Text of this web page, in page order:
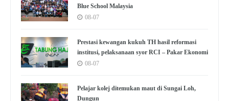
Blue School Malaysia
08-07
Prestasi kewangan kukuh TH hasil reformasi
institusi, pelaksanaan syor RCI – Pakar Ekonomi
08-07
Pelajar kolej ditemukan maut di Sungai Loh,
Dungun